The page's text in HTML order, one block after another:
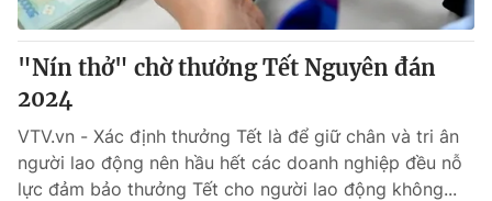
thuận bằng văn bản. Ghi rõ nguồn VTV.vn khi phát hành lại
thông tin từ website này.
"Nín thở" chờ thưởng Tết Nguyên đán
2024
VTV.vn - Xác định thưởng Tết là để giữ chân và tri ân
người lao động nên hầu hết các doanh nghiệp đều nỗ
lực đảm bảo thưởng Tết cho người lao động không...